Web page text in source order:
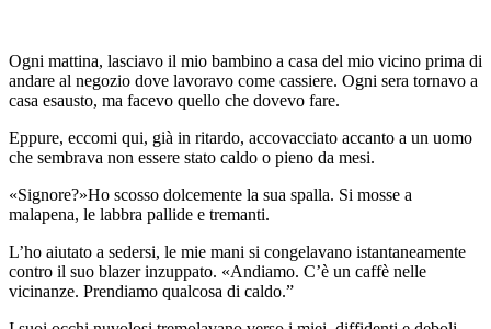
Ogni mattina, lasciavo il mio bambino a casa del mio vicino prima di
andare al negozio dove lavoravo come cassiere. Ogni sera tornavo a
casa esausto, ma facevo quello che dovevo fare.
Eppure, eccomi qui, già in ritardo, accovacciato accanto a un uomo
che sembrava non essere stato caldo o pieno da mesi.
«Signore?»Ho scosso dolcemente la sua spalla. Si mosse a
malapena, le labbra pallide e tremanti.
L’ho aiutato a sedersi, le mie mani si congelavano istantaneamente
contro il suo blazer inzuppato. «Andiamo. C’è un caffè nelle
vicinanze. Prendiamo qualcosa di caldo.”